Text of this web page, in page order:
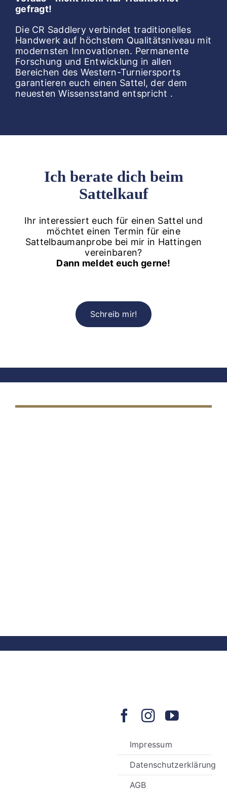
gefragt!
Die CR Saddlery verbindet traditionelles
Handwerk auf höchstem Qualitätsniveau mit
modernsten Innovationen. Permanente
Forschung und Entwicklung in allen
Bereichen des Western-Turniersports
garantieren euch einen Sattel, der dem
neuesten Wissensstand entspricht .
Ich berate dich beim
Sattelkauf
Ihr interessiert euch für einen Sattel und
möchtet einen Termin für eine
Sattelbaumanprobe bei mir in Hattingen
vereinbaren?
Dann meldet euch gerne!
Schreib mir!
Impressum
Datenschutzerklärung
AGB